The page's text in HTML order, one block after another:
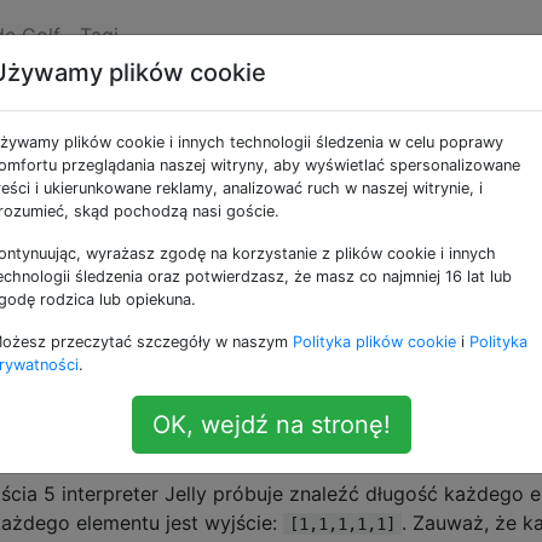
Golf Tagi
ỊṢ ṢOOṄ!
ma takie same wyniki, L€€ z wyjątkiem dwukrotnego wydrukowania.
do ukończenia wyzwania
najpierw przekonwertować swój argument na listę,
do niezamierzonych wyników.
5 interpreter Jelly próbuje znaleźć długość
elementu jest wyjście:
[1,1,1,1,1] . Zauważ, że
plików cookie
plików cookie i innych technologii śledzenia w celu poprawy
przeglądania naszej witryny, aby wyświetlać spersonalizowane
i ukierunkowane reklamy, analizować ruch w naszej witrynie, i
skąd pochodzą nasi goście.
wyrażasz zgodę na korzystanie z plików cookie i innych
śledzenia oraz potwierdzasz, że masz co najmniej 16 lat lub
rodzica lub opiekuna.
przeczytać szczegóły w naszym Polityka plików cookie i Polityka
.
OK, wejdź na stronę!